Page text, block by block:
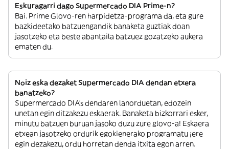
Eskuragarri dago Supermercado DIA Prime-n?
Bai. Prime Glovo-ren harpidetza-programa da, eta gure
bazkideetako batzuengandik banaketa guztiak doan
jasotzeko eta beste abantaila batzuez gozatzeko aukera
ematen du.
Noiz eska dezaket Supermercado DIA dendan etxera
banatzeko?
Supermercado DIA’s dendaren lanorduetan, edozein
unetan egin ditzakezu eskaerak. Banaketa bizkorrari esker,
minutu batzuen buruan jasoko duzu zure glovo-a! Eskaera
etxean jasotzeko ordurik egokienerako programatu ¡ere
egin dezakezu, ordu horretan denda itxita egon arren.